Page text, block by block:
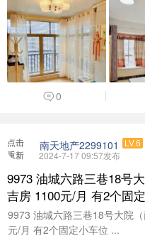
0
点击
重新
南天地产2299101 LV.6
2024-7-17 09:57发布
9973 油城六路三巷18号
9973 油城六路三巷18号大院
元/月 有2个固定小车位 ...